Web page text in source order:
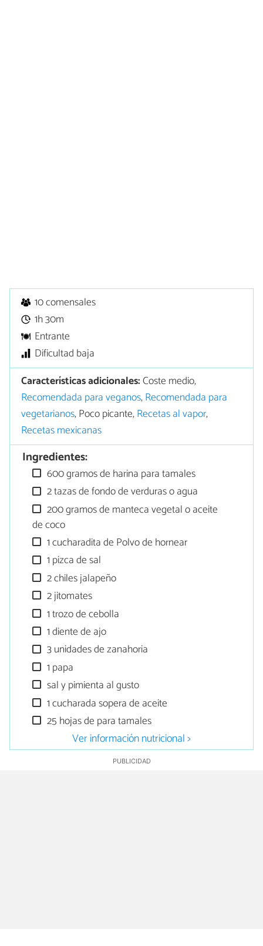
10 comensales
1h 30m
Entrante
Dificultad baja
Características adicionales:Coste medio,
Recomendada para veganos,Recomendada para
vegetarianos, Poco picante,Recetas al vapor,
Recetas mexicanas
Ingredientes:
600 gramos de harina para tamales
2 tazas de fondo de verduras o agua
200 gramos de manteca vegetal o aceite
de coco
1 cucharadita de Polvo de hornear
1 pizca de sal
2 chiles jalapeño
2 jitomates
1 trozo de cebolla
1 diente de ajo
3 unidades de zanahoria
1 papa
sal y pimienta al gusto
1 cucharada sopera de aceite
25 hojas de para tamales
Ver información nutricional >